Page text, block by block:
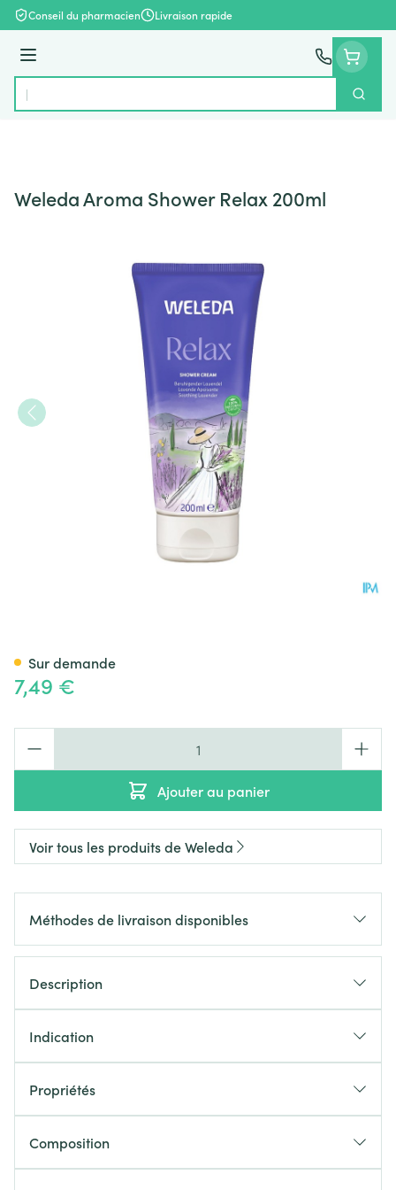
Aller au contenu
Conseil du pharmacien Livraison rapide
Menu
Rechercher
Weleda Aroma Shower Relax 200ml
7,49 €
Ajouter au panier
Sur demande
Voir tous les produits de Weleda
Méthodes de livraison disponibles
Description
Indication
Propriétés
Composition